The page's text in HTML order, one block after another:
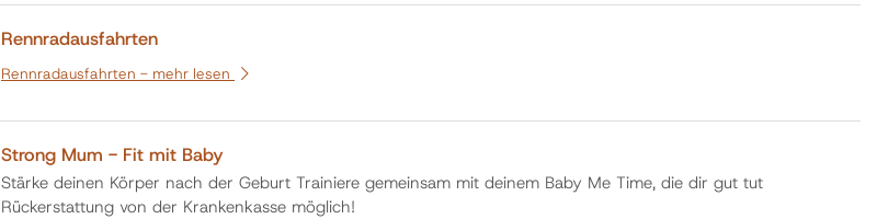
Rennradausfahrten
Rennradausfahrten - mehr lesen
Strong Mum - Fit mit Baby
Stärke deinen Körper nach der Geburt Trainiere gemeinsam mit deinem Baby Me Time, die dir gut tut
Rückerstattung von der Krankenkasse möglich!